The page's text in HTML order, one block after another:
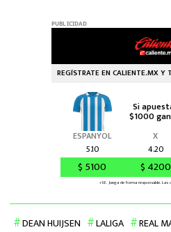
DEAN HUIJSEN LALIGA REAL